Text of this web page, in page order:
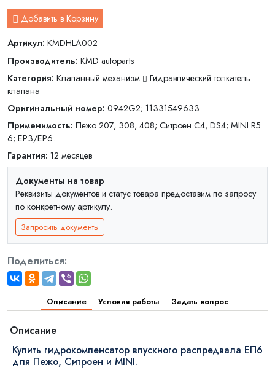
Добавить в Корзину
Артикул: KMDHLA002
Производитель: KMD autoparts
Категория: Клапанный механизм
Гидравлический толкатель
клапана
Оригинальный номер: 0942G2; 11331549633
Применимость: Пежо 207, 308, 408; Ситроен C4, DS4; MINI R5
6; EP3/EP6.
Гарантия: 12 месяцев
Документы на товар
Реквизиты документов и статус товара предоставим по запросу
по конкретному артикулу.
Запросить документы
Поделиться:
Описание Условия работы Задать вопрос
Описание
Купить гидрокомпенсатор впускного распредвала ЕП6
для Пежо, Ситроен и MINI.